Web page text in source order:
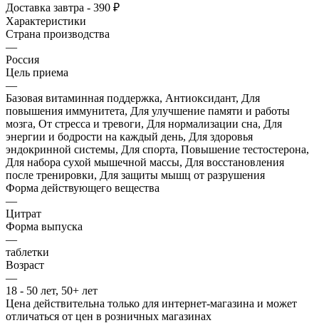
Доставка завтра - 390 ₽
Характеристики
Страна производства
—
Россия
Цель приема
—
Базовая витаминная поддержка, Антиоксидант, Для
повышения иммунитета, Для улучшение памяти и работы
мозга, От стресса и тревоги, Для нормализации сна, Для
энергии и бодрости на каждый день, Для здоровья
эндокринной системы, Для спорта, Повышение тестостерона,
Для набора сухой мышечной массы, Для восстановления
после тренировки, Для защиты мышц от разрушения
Форма действующего вещества
—
Цитрат
Форма выпуска
—
таблетки
Возраст
—
18 - 50 лет, 50+ лет
Цена действительна только для интернет-магазина и может
отличаться от цен в розничных магазинах